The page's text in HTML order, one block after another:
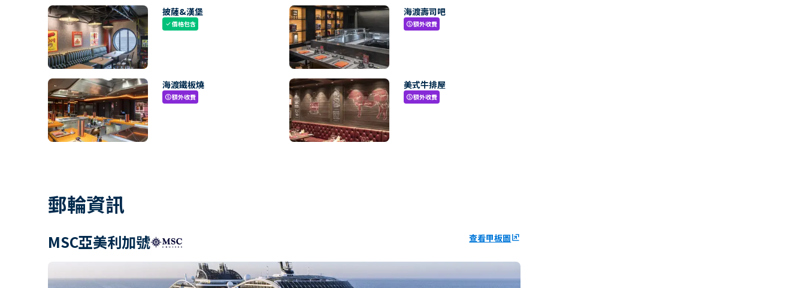
披薩&漢堡
check價格包含
海渡壽司吧
paid額外收費
海渡鐵板燒
paid額外收費
美式牛排屋
paid額外收費
郵輪資訊
MSC亞美利加號 查看甲板圖ungroup